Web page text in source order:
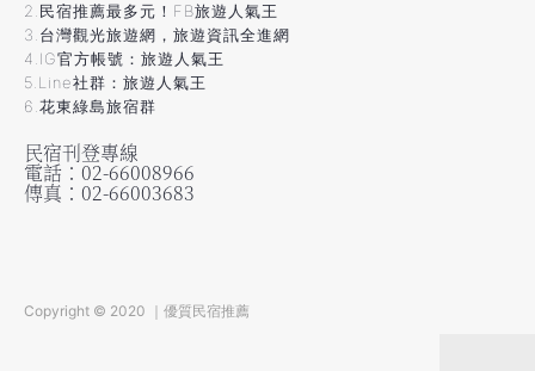
2.民宿推薦最多元！FB旅遊人氣王
3.台灣觀光旅遊網，旅遊資訊全進網
4.IG官方帳號：旅遊人氣王
5.Line社群：旅遊人氣王
6.花東綠島旅宿群
民宿刊登專線
電話：02-66008966
傳真：02-66003683
Copyright © 2020 ｜優質民宿推薦